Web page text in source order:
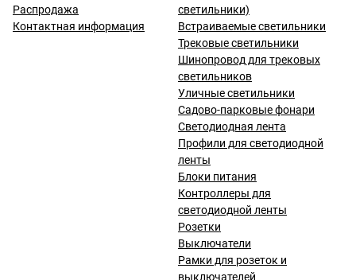
Распродажа
Контактная информация
светильники)
Встраиваемые светильники
Трековые светильники
Шинопровод для трековых
светильников
Уличные светильники
Садово-парковые фонари
Светодиодная лента
Профили для светодиодной
ленты
Блоки питания
Контроллеры для
светодиодной ленты
Розетки
Выключатели
Рамки для розеток и
выключателей